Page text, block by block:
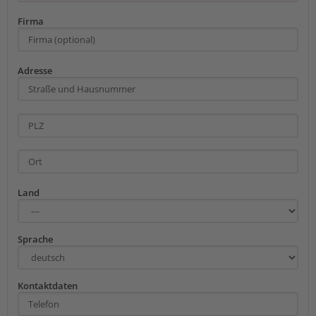
Firma
Adresse
Land
Sprache
Kontaktdaten